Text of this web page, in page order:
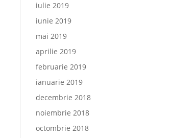
iulie 2019
iunie 2019
mai 2019
aprilie 2019
februarie 2019
ianuarie 2019
decembrie 2018
noiembrie 2018
octombrie 2018